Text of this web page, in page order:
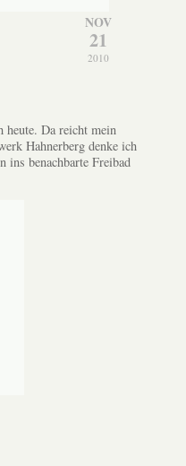
NOV
21
2010
heute. Da reicht mein
Hahnerberg denke ich
ins benachbarte Freibad